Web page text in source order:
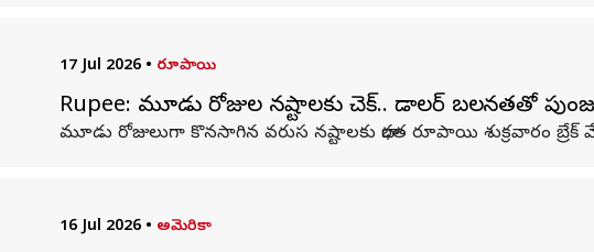
17 Jul 2026 • రూపాయి
Rupee: మూడు రోజుల నష్టాలకు చెక్.. డాలర్ బలహీనతతో
మూడు రోజులుగా కొనసాగిన వరుస నష్టాలకు భారత రూపాయి శుక్రవారం బ్రేక్
16 Jul 2026 • అమెరికా